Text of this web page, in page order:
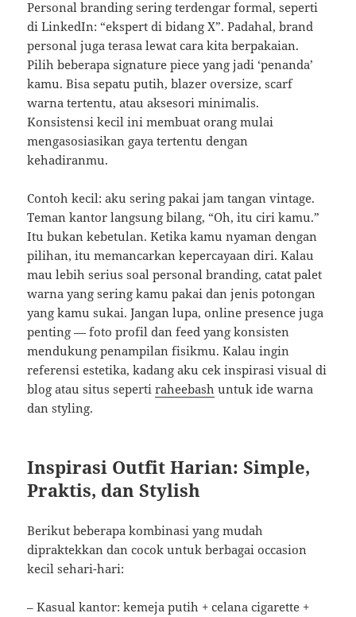
Personal branding sering terdengar formal, seperti
di LinkedIn: “ekspert di bidang X”. Padahal, brand
personal juga terasa lewat cara kita berpakaian.
Pilih beberapa signature piece yang jadi ‘penanda’
kamu. Bisa sepatu putih, blazer oversize, scarf
warna tertentu, atau aksesori minimalis.
Konsistensi kecil ini membuat orang mulai
mengasosiasikan gaya tertentu dengan
kehadiranmu.
Contoh kecil: aku sering pakai jam tangan vintage.
Teman kantor langsung bilang, “Oh, itu ciri kamu.”
Itu bukan kebetulan. Ketika kamu nyaman dengan
pilihan, itu memancarkan kepercayaan diri. Kalau
mau lebih serius soal personal branding, catat palet
warna yang sering kamu pakai dan jenis potongan
yang kamu sukai. Jangan lupa, online presence juga
penting — foto profil dan feed yang konsisten
mendukung penampilan fisikmu. Kalau ingin
referensi estetika, kadang aku cek inspirasi visual di
blog atau situs sepertiraheebash untuk ide warna
dan styling.
Inspirasi Outfit Harian: Simple,
Praktis, dan Stylish
Berikut beberapa kombinasi yang mudah
dipraktekkan dan cocok untuk berbagai occasion
kecil sehari-hari:
– Kasual kantor: kemeja putih + celana cigarette +